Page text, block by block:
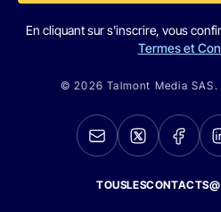
En cliquant sur s'inscrire, vous
Termes et
© 2026 Talmont Media